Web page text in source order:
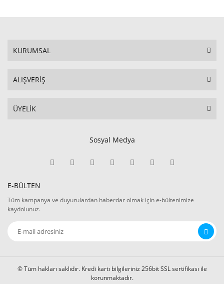
KURUMSAL
ALIŞVERİŞ
ÜYELİK
Sosyal Medya
E-BÜLTEN
Tüm kampanya ve duyurulardan haberdar olmak için e-bültenimize
kaydolunuz.
© Tüm hakları saklıdır. Kredi kartı bilgileriniz 256bit SSL sertifikası ile
korunmaktadır.